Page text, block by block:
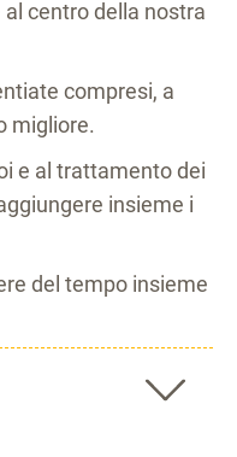
centro della nostra
compresi, a
migliore.
e al trattamento dei
insieme i
del tempo insieme